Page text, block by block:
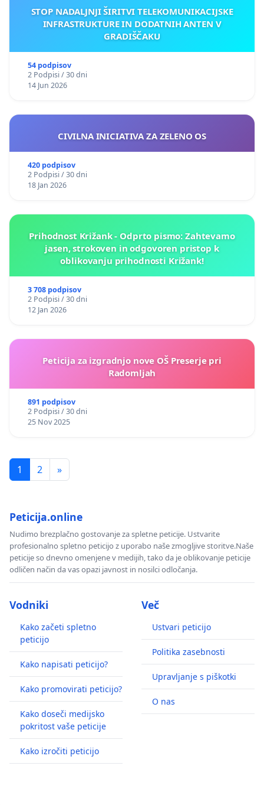
STOP NADALJNJI ŠIRITVI TELEKOMUNIKACIJSKE
INFRASTRUKTURE IN DODATNIH ANTEN V
GRADIŠČAKU
54 podpisov
2 Podpisi / 30 dni
14 Jun 2026
CIVILNA INICIATIVA ZA ZELENO OS
420 podpisov
2 Podpisi / 30 dni
18 Jan 2026
Prihodnost Križank - Odprto pismo: Zahtevamo
jasen, strokoven in odgovoren pristop k
oblikovanju prihodnosti Križank!
3 708 podpisov
2 Podpisi / 30 dni
12 Jan 2026
Peticija za izgradnjo nove OŠ Preserje pri
Radomljah
891 podpisov
2 Podpisi / 30 dni
25 Nov 2025
1 2 »
Peticija.online
Nudimo brezplačno gostovanje za spletne peticije. Ustvarite
profesionalno spletno peticijo z uporabo naše zmogljive storitve.Naše
peticije so dnevno omenjene v medijih, tako da je oblikovanje peticije
odličen način da vas opazi javnost in nosilci odločanja.
Vodniki
Kako začeti spletno
peticijo
Kako napisati peticijo?
Kako promovirati peticijo?
Kako doseči medijsko
pokritost vaše peticije
Kako izročiti peticijo
Več
Ustvari peticijo
Politika zasebnosti
Upravljanje s piškotki
O nas